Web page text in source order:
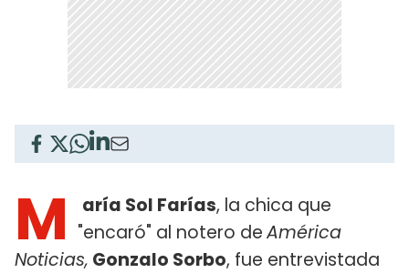
M aría Sol Farías, la chica que
"encaró" al notero deAmérica
Noticias, Gonzalo Sorbo, fue entrevistada